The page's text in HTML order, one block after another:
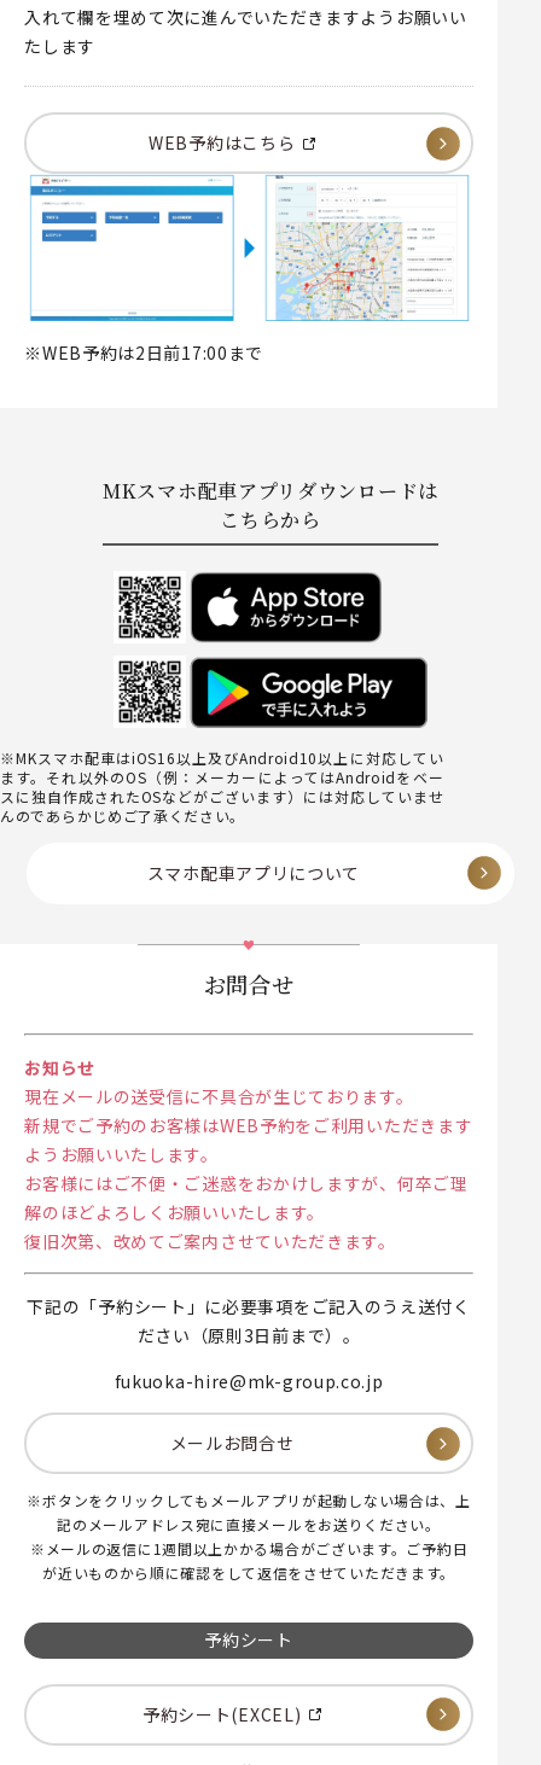
入れて欄を埋めて次に進んでいただきますようお願いい
たします
WEB予約はこちら
※WEB予約は2日前17:00まで
MKスマホ配車アプリダウンロードは
こちらから
※MKスマホ配車はiOS16以上及びAndroid10以上に対応してい
ます。それ以外のOS（例：メーカーによってはAndroidをベー
スに独自作成されたOSなどがございます）には対応していませ
んのであらかじめご了承ください。
スマホ配車アプリについて
お問合せ
お知らせ
現在メールの送受信に不具合が生じております。
新規でご予約のお客様はWEB予約をご利用いただきます
ようお願いいたします。
お客様にはご不便・ご迷惑をおかけしますが、何卒ご理
解のほどよろしくお願いいたします。
復旧次第、改めてご案内させていただきます。
下記の「予約シート」に必要事項をご記入のうえ送付く
ださい（原則3日前まで）。
fukuoka-hire@mk-group.co.jp
メールお問合せ
※ボタンをクリックしてもメールアプリが起動しない場合は、上
記のメールアドレス宛に直接メールをお送りください。
※メールの返信に1週間以上かかる場合がございます。ご予約日
が近いものから順に確認をして返信をさせていただきます。
予約シート
予約シート(EXCEL)